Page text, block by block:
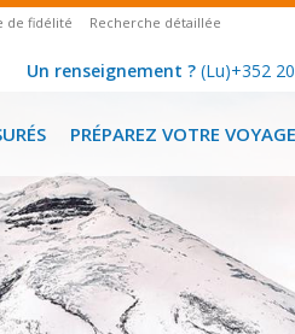
de fidélité Recherche détaillée
Un renseignement ? (Lu)+352
PRÉPAREZ VOTRE VOYAGE